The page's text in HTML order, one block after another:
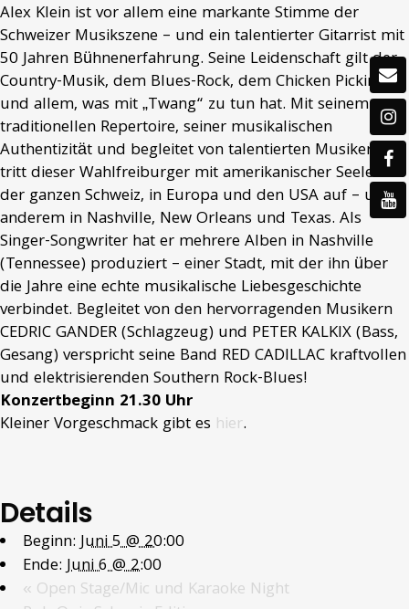
Alex Klein ist vor allem eine markante Stimme der
Schweizer Musikszene – und ein talentierter Gitarrist mit
50 Jahren Bühnenerfahrung. Seine Leidenschaft gilt der
Country-Musik, dem Blues-Rock, dem Chicken Picking
und allem, was mit „Twang“ zu tun hat. Mit seinem
traditionellen Repertoire, seiner musikalischen
Authentizität und begleitet von talentierten Musikern
tritt dieser Wahlfreiburger mit amerikanischer Seele in
der ganzen Schweiz, in Europa und den USA auf – unter
anderem in Nashville, New Orleans und Texas. Als
Singer-Songwriter hat er mehrere Alben in Nashville
(Tennessee) produziert – einer Stadt, mit der ihn über
die Jahre eine echte musikalische Liebesgeschichte
verbindet. Begleitet von den hervorragenden Musikern
CEDRIC GANDER (Schlagzeug) und PETER KALKIX (Bass,
Gesang) verspricht seine Band RED CADILLAC kraftvollen
und elektrisierenden Southern Rock-Blues!
Konzertbeginn 21.30 Uhr
Kleiner Vorgeschmack gibt es hier.
Details
Beginn: Juni 5 @ 20:00
Ende: Juni 6 @ 2:00
« Open Stage/Mic und Karaoke Night